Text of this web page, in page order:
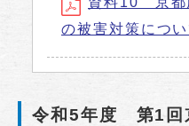
の被害対策につ
令和5年度 第1回